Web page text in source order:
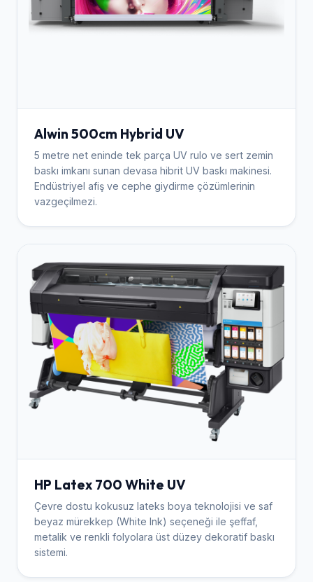
Alwin 500cm Hybrid UV
5 metre net eninde tek parça UV rulo ve sert zemin
baskı imkanı sunan devasa hibrit UV baskı makinesi.
Endüstriyel afiş ve cephe giydirme çözümlerinin
vazgeçilmezi.
HP Latex 700 White UV
Çevre dostu kokusuz lateks boya teknolojisi ve saf
beyaz mürekkep (White Ink) seçeneği ile şeffaf,
metalik ve renkli folyolara üst düzey dekoratif baskı
sistemi.